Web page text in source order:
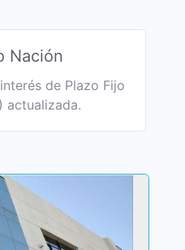
Nación
de Plazo Fijo
actualizada.